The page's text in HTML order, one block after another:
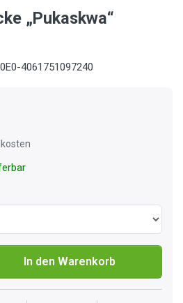
„Pukaskwa“
4061751097240
In den Warenkorb